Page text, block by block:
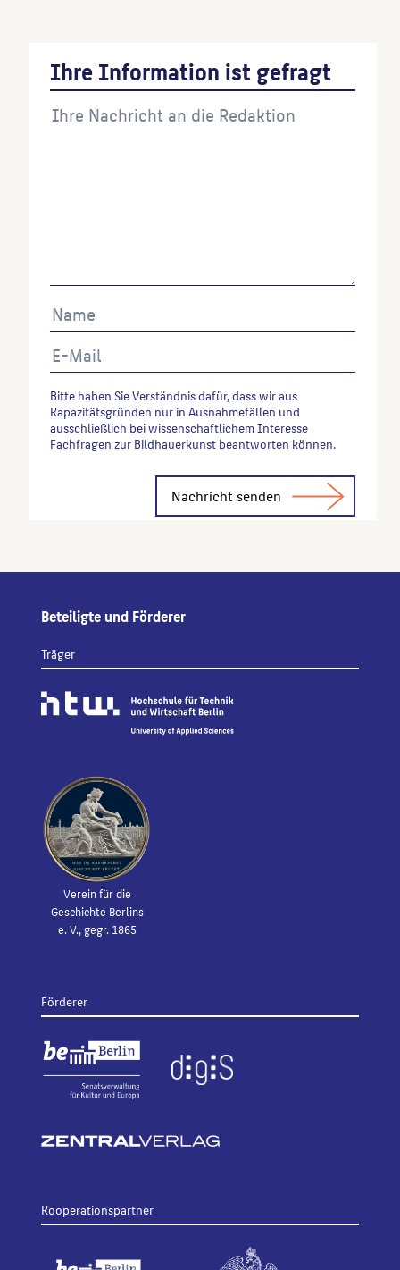
Ihre Information ist gefragt
Bitte haben Sie Verständnis dafür, dass wir aus
Kapazitätsgründen nur in Ausnahmefällen und
ausschließlich bei wissenschaftlichem Interesse
Fachfragen zur Bildhauerkunst beantworten können.
Beteiligte und Förderer
Träger
Verein für die
Geschichte Berlins
e. V., gegr. 1865
Förderer
Kooperationspartner